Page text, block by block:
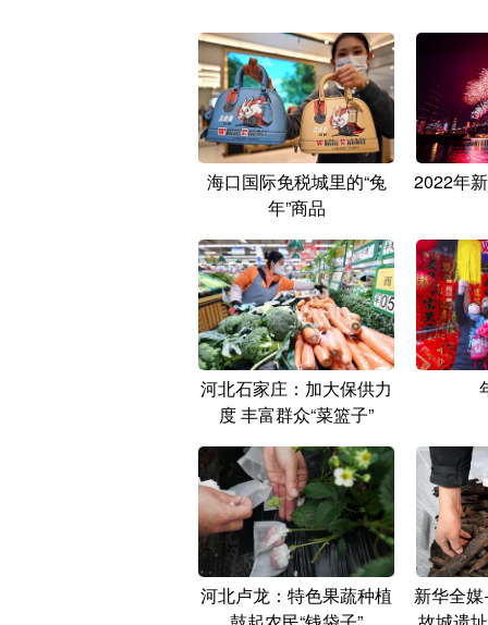
海口国际免税城里的“兔
年”商品
2022年
河北石家庄：加大保供力
度 丰富群众“菜篮子”
河北卢龙：特色果蔬种植
新华全